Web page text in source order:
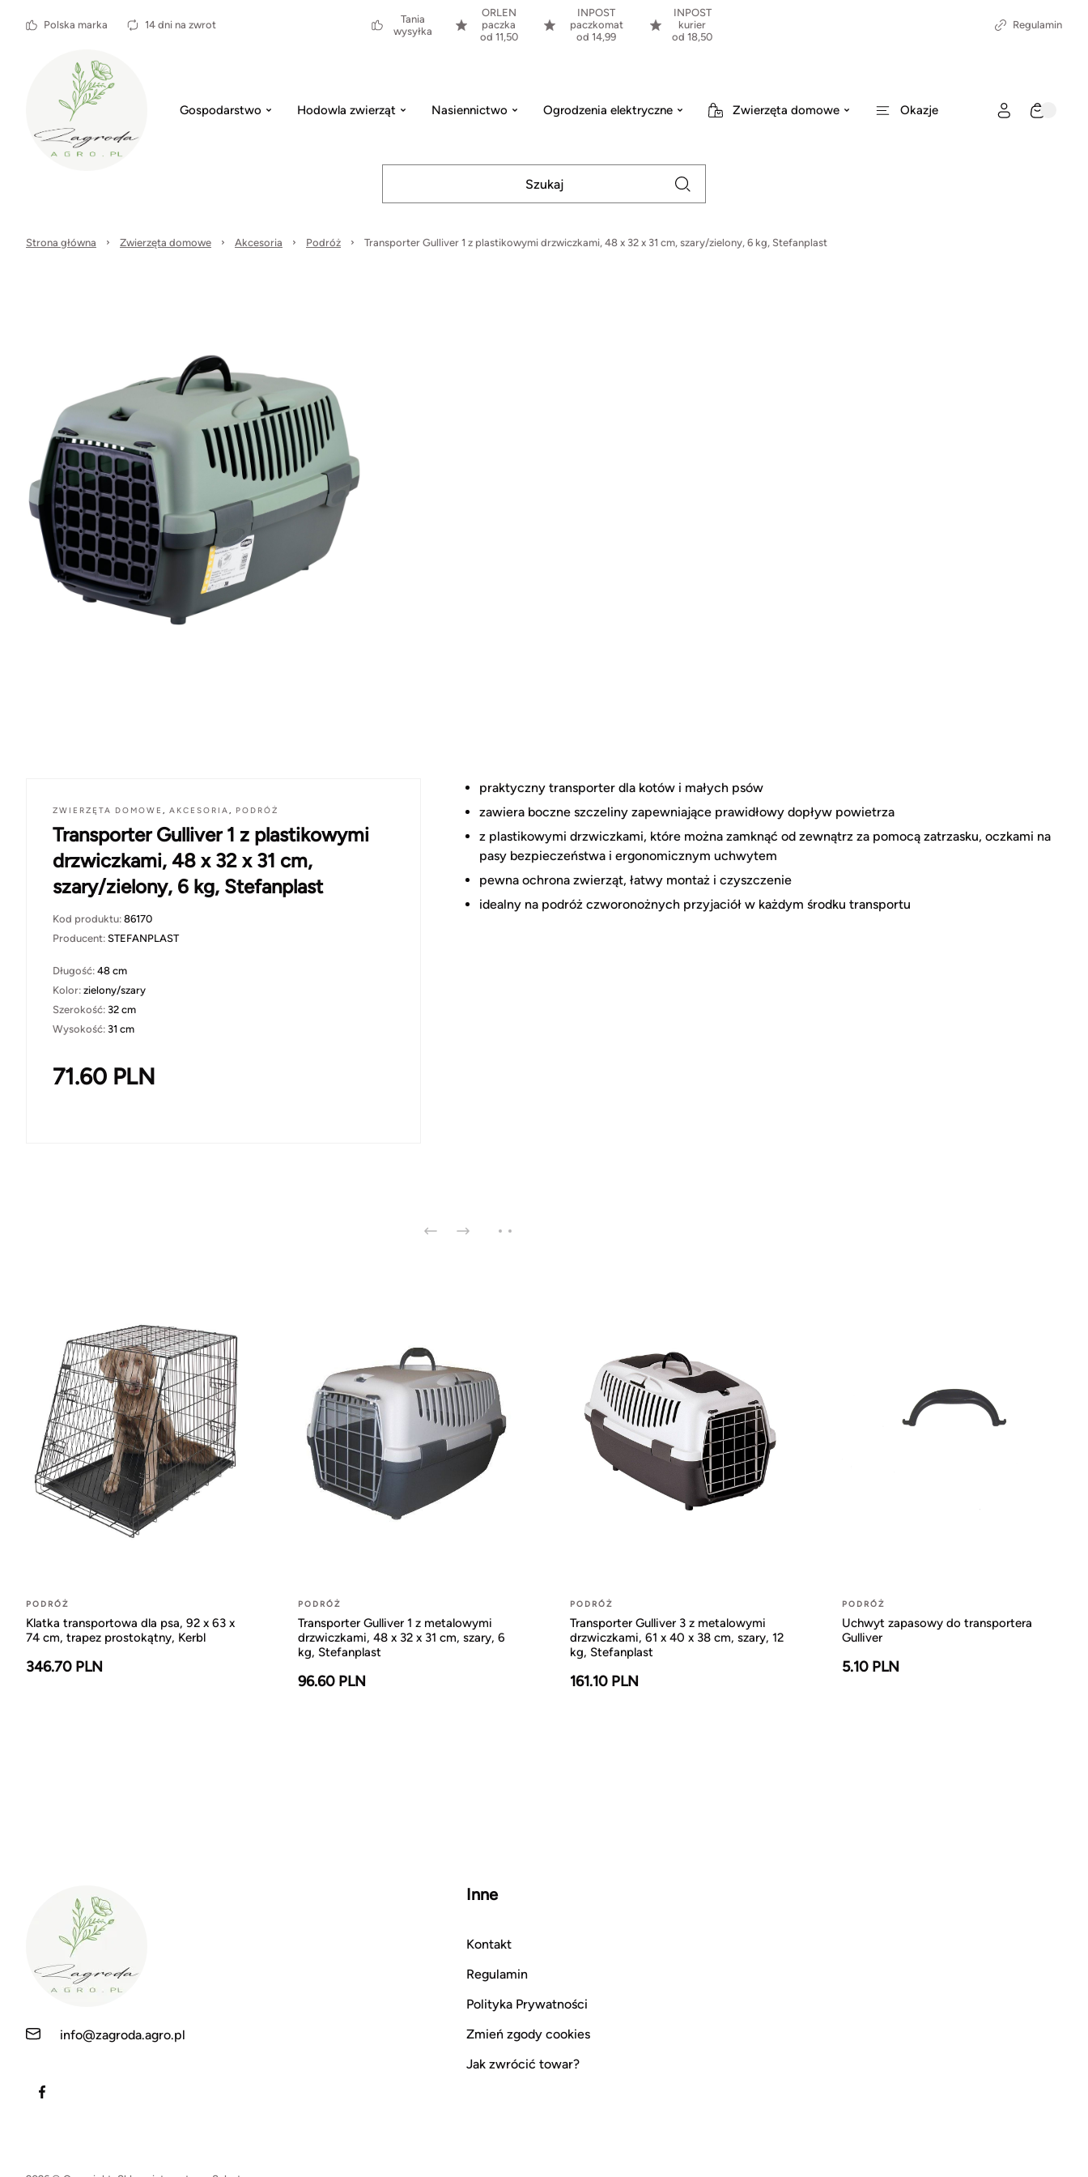
Polska marka 14 dni na zwrot
Tania
wysyłka
ORLEN
paczka
od 11,50
INPOST
paczkomat
od 14,99
INPOST
kurier
od 18,50
Regulamin
Gospodarstwo Hodowla zwierząt Nasiennictwo Ogrodzenia elektryczne Zwierzęta domowe Okazje
Strona główna Zwierzęta domowe Akcesoria Podróż Transporter Gulliver 1 z plastikowymi drzwiczkami, 48 x 32 x 31 cm, szary/zielony, 6 kg, Stefanplast
ZWIERZĘTA DOMOWE , AKCESORIA, PODRÓŻ
Transporter Gulliver 1 z plastikowymi
drzwiczkami, 48 x 32 x 31 cm,
szary/zielony, 6 kg, Stefanplast
Kod produktu: 86170
Producent: STEFANPLAST
Długość: 48 cm
Kolor: zielony/szary
Szerokość: 32 cm
Wysokość: 31 cm
71.60 PLN
praktyczny transporter dla kotów i małych psów
zawiera boczne szczeliny zapewniające prawidłowy dopływ powietrza
z plastikowymi drzwiczkami, które można zamknąć od zewnątrz za pomocą zatrzasku, oczkami na
pasy bezpieczeństwa i ergonomicznym uchwytem
pewna ochrona zwierząt, łatwy montaż i czyszczenie
idealny na podróż czworonożnych przyjaciół w każdym środku transportu
PODRÓŻ
Klatka transportowa dla psa, 92 x 63 x
74 cm, trapez prostokątny, Kerbl
346.70 PLN
PODRÓŻ
Transporter Gulliver 1 z metalowymi
drzwiczkami, 48 x 32 x 31 cm, szary, 6
kg, Stefanplast
96.60 PLN
PODRÓŻ
Transporter Gulliver 3 z metalowymi
drzwiczkami, 61 x 40 x 38 cm, szary, 12
kg, Stefanplast
161.10 PLN
PODRÓŻ
Uchwyt zapasowy do transportera
Gulliver
5.10 PLN
info@zagroda.agro.pl
Inne
Kontakt
Regulamin
Polityka Prywatności
Zmień zgody cookies
Jak zwrócić towar?